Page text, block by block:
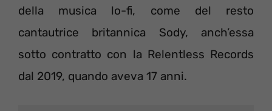
della musica lo-fi, come del resto
cantautrice britannica Sody, anch’essa
sotto contratto con la Relentless Records
dal 2019, quando aveva 17 anni.